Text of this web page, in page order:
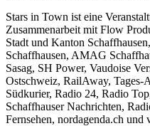
Stars in Town ist eine
Zusammenarbeit mit Flow
Stadt und Kanton
Schaffhausen, AMAG
Sasag, SH Power, Vaudoise
Ostschweiz, RailAway, Tages-
Südkurier, Radio 24, Radio
Schaffhauser Nachrichten,
Fernsehen, nordagenda.ch und